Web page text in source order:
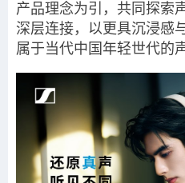
产品理念为引，共同探索
深层连接，以更具沉浸感
属于当代中国年轻世代的